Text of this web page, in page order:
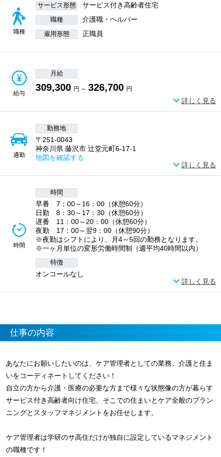
職種
サービス形態 サービス付き高齢者住宅
職種 介護職・ヘルパー
雇用形態 正職員
給与
月給
309,300 円 ～ 326,700 円
詳しく見る
通勤
勤務地
〒251-0043
神奈川県 藤沢市 辻堂元町6-17-1
地図を確認する
詳しく見る
時間
時間
早番 7：00～16：00（休憩60分）
日勤 8：30～17：30（休憩60分）
遅番 11：00～20：00（休憩60分）
夜勤 17：00～翌9：00（休憩90分）
※夜勤はシフトにより、月4～5回の勤務となります。
※一ヶ月単位の変形労働時間制（週平均40時間以内）
特徴
オンコールなし
詳しく見る
仕事の内容
あなたにお願いしたいのは、ケア管理者としての業務。介護と住ま
いをコーディネートしてください！
自立の方から介護・医療の必要な方まで様々な状態像の方が暮らす
サービス付き高齢者向け住宅。そこでの住まいとケア全般のプラン
ニングとスタッフマネジメントをお任せします。
ケア管理者は学研のサ高住だけが独自に設定しているマネジメント
の職種です！